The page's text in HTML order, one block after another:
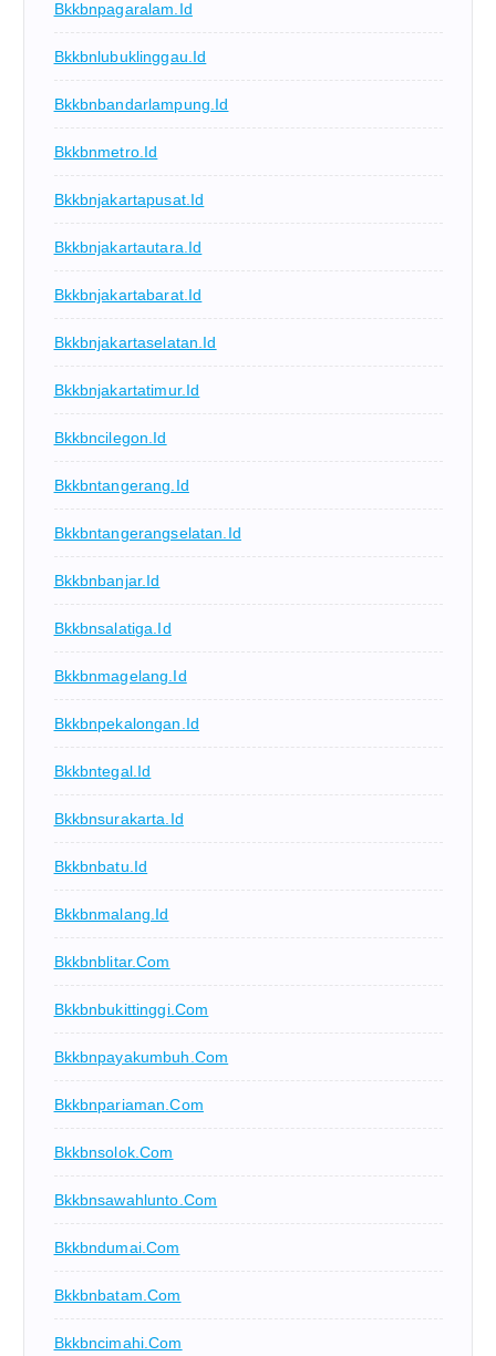
Bkkbnpagaralam.id
Bkkbnlubuklinggau.id
Bkkbnbandarlampung.id
Bkkbnmetro.id
Bkkbnjakartapusat.id
Bkkbnjakartautara.id
Bkkbnjakartabarat.id
Bkkbnjakartaselatan.id
Bkkbnjakartatimur.id
Bkkbncilegon.id
Bkkbntangerang.id
Bkkbntangerangselatan.id
Bkkbnbanjar.id
Bkkbnsalatiga.id
Bkkbnmagelang.id
Bkkbnpekalongan.id
Bkkbntegal.id
Bkkbnsurakarta.id
Bkkbnbatu.id
Bkkbnmalang.id
Bkkbnblitar.com
Bkkbnbukittinggi.com
Bkkbnpayakumbuh.com
Bkkbnpariaman.com
Bkkbnsolok.com
Bkkbnsawahlunto.com
Bkkbndumai.com
Bkkbnbatam.com
Bkkbncimahi.com